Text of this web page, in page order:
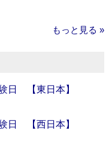
もっと見る »
日 【東日本】
日 【西日本】